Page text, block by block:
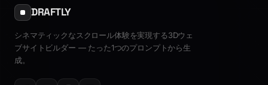
DRAFTLY
シネマティックなスクロール体験を実現する3Dウェ
ブサイトビルダー — たった1つのプロンプトから生
成。